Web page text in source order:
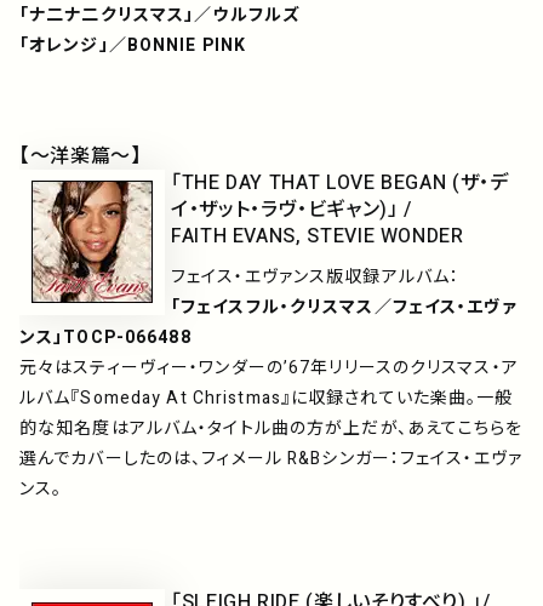
「ナ二ナ二クリスマス」／ウルフルズ
「オレンジ」／BONNIE PINK
【～洋楽篇～】
「THE DAY THAT LOVE BEGAN (ザ・デ
イ・ザット・ラヴ・ビギャン)」 /
FAITH EVANS, STEVIE WONDER
フェイス・エヴァンス版収録アルバム：
「フェイスフル・クリスマス／フェイス・エヴァ
ンス」TOCP-066488
元々はスティーヴィー・ワンダーの’67年リリースのクリスマス・ア
ルバム『Someday At Christmas』に収録されていた楽曲。一般
的な知名度はアルバム・タイトル曲の方が上だが、あえてこちらを
選んでカバーしたのは、フィメール R&Bシンガー：フェイス・エヴァ
ンス。